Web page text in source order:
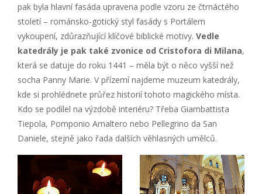
pak byla hlavní fasáda upravena podle vzoru ze čtrnáctého
století – románsko-gotický styl fasády s Portálem
vykoupení, zdůrazňující klíčové biblické motivy. Vedle
katedrály je pak také zvonice od Cristofora di Milana,
která se datuje do roku 1441 – měla být o něco vyšší než
socha Panny Marie. V přízemí najdeme muzeum katedrály,
kde si prohlédnete průřez historií tohoto magického místa.
Kdo se podílel na výzdobě interiéru? Třeba Giambattista
Tiepola, Pomponio Amaltero nebo Pellegrino da San
Daniele, stejně jako řada dalších věhlasných umělců.